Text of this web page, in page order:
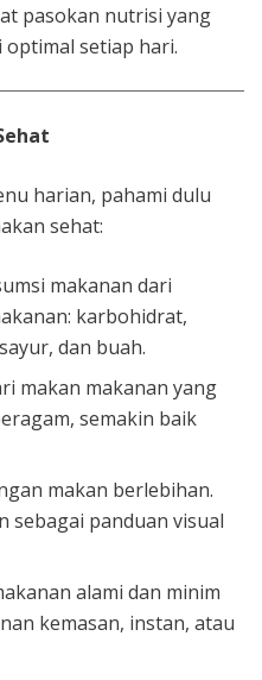
pasokan nutrisi yang
setiap hari.
harian, pahami dulu
sehat:
makanan dari
karbohidrat,
dan buah.
makan makanan yang
semakin baik
makan berlebihan.
sebagai panduan visual
alami dan minim
kemasan, instan, atau